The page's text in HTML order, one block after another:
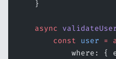
    }
    async
        const
user =
where: {